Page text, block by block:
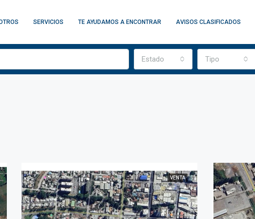
SERVICIOS TE AYUDAMOS A ENCONTRAR AVISOS CLASIFICADOS
Estado Tipo
VENTA